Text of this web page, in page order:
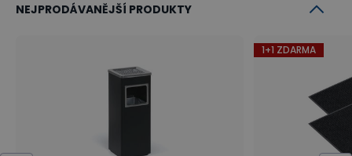
NEJPRODÁVANĚJŠÍ PRODUKTY
1+1 ZDARMA